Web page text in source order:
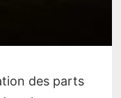
des parts